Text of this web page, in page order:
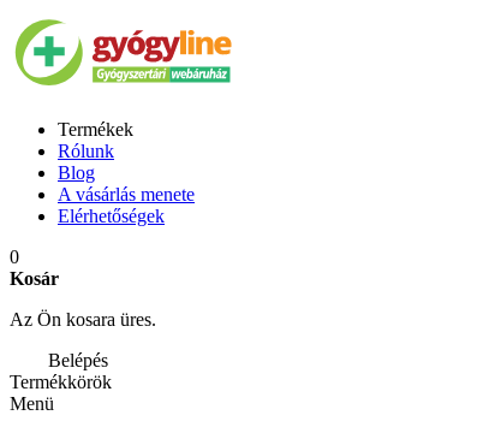
Termékek
Rólunk
Blog
A vásárlás menete
Elérhetőségek
0
Kosár
Az Ön kosara üres.
Belépés
Termékkörök
Menü